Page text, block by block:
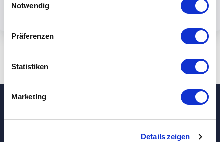
Notwendig
Präferenzen
Statistiken
Marketing
Details zeigen
Hauptverwaltung / Rechenzentrum